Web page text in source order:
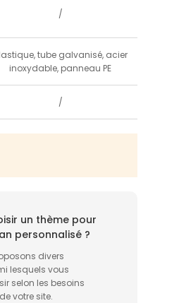
/
tube galvanisé, acier
inoxydable, panneau PE
/
un thème pour
personnalisé ?
divers
lesquels vous
selon les besoins
votre site.